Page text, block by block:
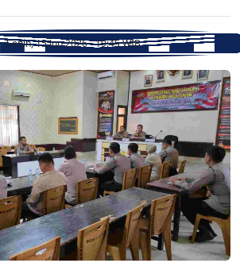
- Senin, 15 Jun 2026 - 19:45 WIB